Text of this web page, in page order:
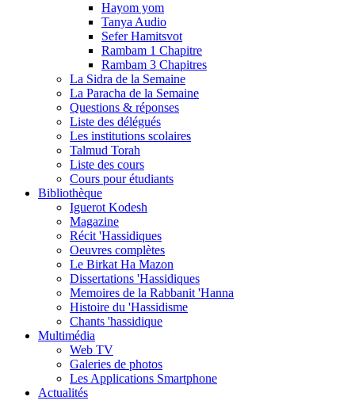
Hayom yom
Tanya Audio
Sefer Hamitsvot
Rambam 1 Chapitre
Rambam 3 Chapitres
La Sidra de la Semaine
La Paracha de la Semaine
Questions & réponses
Liste des délégués
Les institutions scolaires
Talmud Torah
Liste des cours
Cours pour étudiants
Bibliothèque
Iguerot Kodesh
Magazine
Récit 'Hassidiques
Oeuvres complètes
Le Birkat Ha Mazon
Dissertations 'Hassidiques
Memoires de la Rabbanit 'Hanna
Histoire du 'Hassidisme
Chants 'hassidique
Multimédia
Web TV
Galeries de photos
Les Applications Smartphone
Actualités